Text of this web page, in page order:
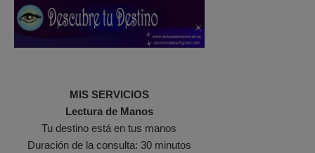
MIS SERVICIOS
Lectura de Manos
Tu destino está en tus manos
Duración de la consulta: 30 minutos